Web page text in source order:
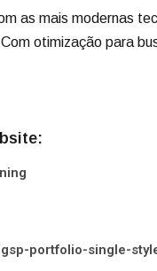
as mais modernas
otimização para
portfolio-single-